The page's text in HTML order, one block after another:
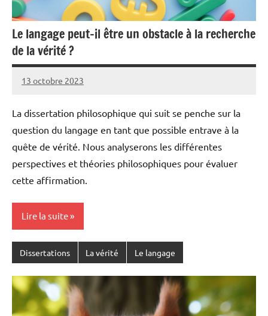
Le langage peut-il être un obstacle à la recherche
de la vérité ?
13 octobre 2023
Pierre
Aucun
La dissertation philosophique qui suit se penche sur la
question du langage en tant que possible entrave à la
quête de vérité. Nous analyserons les différentes
perspectives et théories philosophiques pour évaluer
cette affirmation.
Lire la suite
Dissertations La vérité Le langage